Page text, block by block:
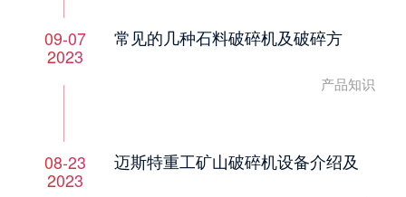
09-07
2023
常见的几种石料破碎机及破碎方
产品知识
08-23
2023
迈斯特重工矿山破碎机设备介绍及